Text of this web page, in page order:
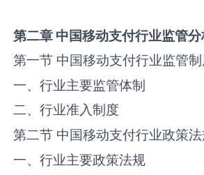
第二章 中国移动支付行业监管
第一节 中国移动支付行业监管
一、行业主要监管体制
二、行业准入制度
第二节 中国移动支付行业政策
一、行业主要政策法规